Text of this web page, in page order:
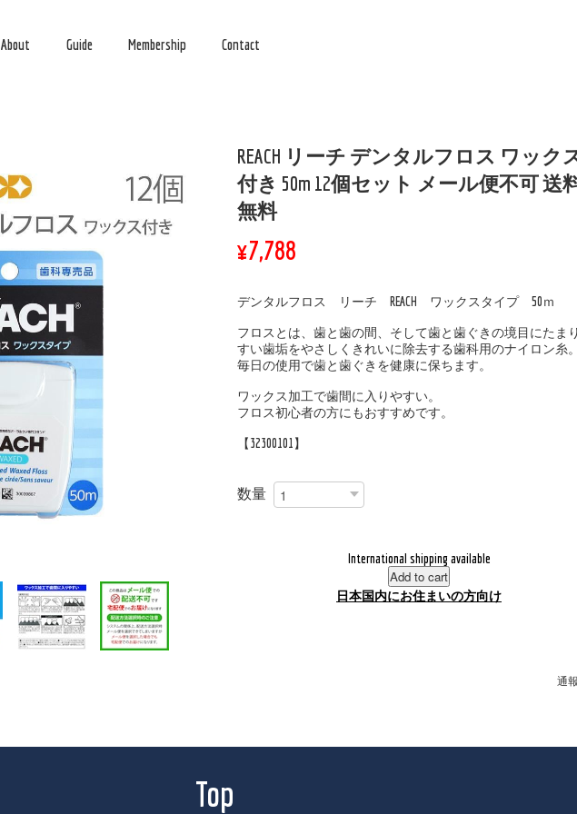
About Guide Membership Contact
REACH リーチ デンタルフロス ワック
付き 50m 12個セット メール便不可 送
無料
¥7,788
デンタルフロス リーチ REACH ワックスタイプ 50ｍ
フロスとは、歯と歯の間、そして歯と歯ぐきの境目にたま
すい歯垢をやさしくきれいに除去する歯科用のナイロン糸。
毎日の使用で歯と歯ぐきを健康に保ちます。
ワックス加工で歯間に入りやすい。
フロス初心者の方にもおすすめです。
【32300101】
数量
International shipping available
Add to cart
日本国内にお住まいの方向け
通
Top